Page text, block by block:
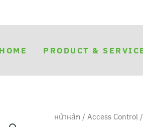
HOME PRODUCT &
หน้าหลัก /Access Control